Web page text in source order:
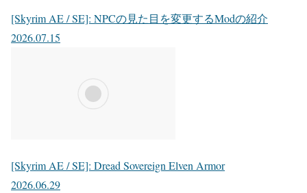
[Skyrim AE / SE]: NPCの見た目を変更するModの紹介
2026.07.15
[Skyrim AE / SE]: Dread Sovereign Elven Armor
2026.06.29